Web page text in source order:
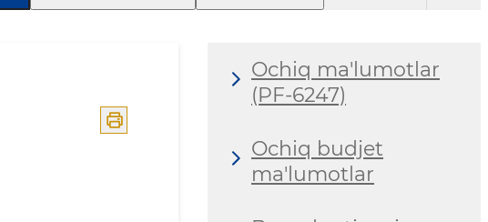
Ochiq ma'lumotlar
(PF-6247)
Ochiq budjet
ma'lumotlar